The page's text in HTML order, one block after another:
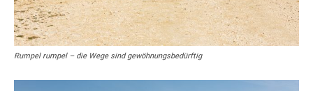
Rumpel rumpel – die Wege sind gewöhnungsbedürftig